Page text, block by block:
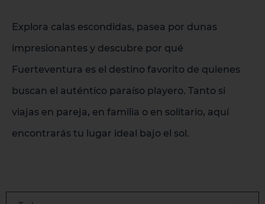
Explora calas escondidas, pasea por dunas
impresionantes y descubre por qué
Fuerteventura es el destino favorito de quienes
buscan el auténtico paraíso playero. Tanto si
viajas en pareja, en familia o en solitario, aquí
encontrarás tu lugar ideal bajo el sol.